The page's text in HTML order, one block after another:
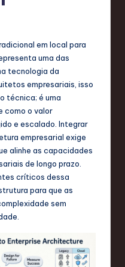
em local para
uma das
tecnologia da
empresariais, isso
técnica; é uma
como o valor
e escalado. Integrar
empresarial exige
alinhe as capacidades
de longo prazo.
críticos dessa
para que as
sem